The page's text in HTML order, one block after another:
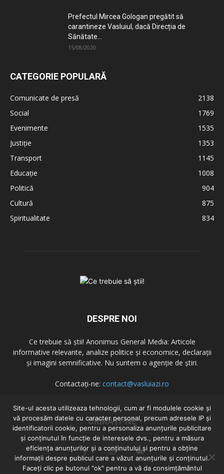
Prefectul Mircea Gologan pregătit să
carantineze Vasluiul, dacă Direcția de
Sănătate...
15/08/2020
CATEGORIE POPULARĂ
Comunicate de presă
2138
Social
1769
Evenimente
1535
Justiție
1353
Transport
1145
Educație
1008
Politică
904
Cultură
875
Spiritualitate
834
DESPRE NOI
Ce trebuie să știi! Anonimus General Media: Articole
informative relevante, analize politice și economice, declarații
și imagini semnificative. Nu suntem o agenție de știri.
Contactați-ne: contact@vasluiazi.ro
URMAȚI-NE
Site-ul acesta utilizeaza tehnologii, cum ar fi modulele cookie și
vă procesăm datele cu caracter personal, precum adresele IP și
identificatorii cookie, pentru a personaliza anunțurile publicitare
și conținutul în funcție de interesele dvs., pentru a măsura
eficiența anunțurilor și a conținutului și pentru a obține
informații despre publicul care a văzut anunțurile și conținutul.
Faceți clic pe butonul "ok" pentru a vă da consimțământul